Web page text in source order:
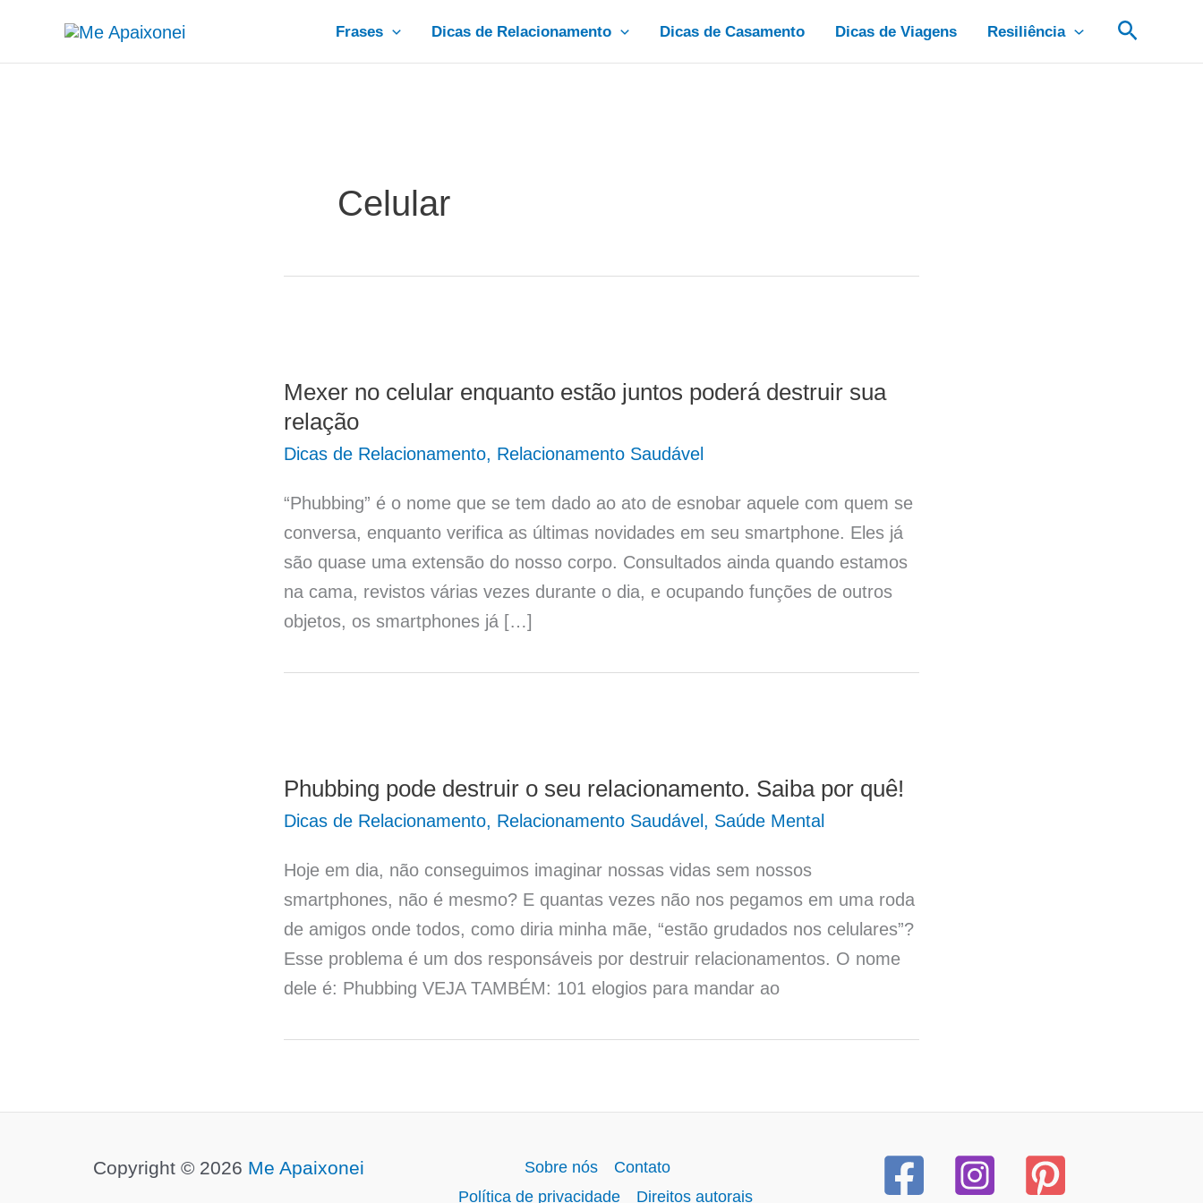
Frases Dicas de Relacionamento Dicas de Casamento Dicas de Viagens Resiliência
Celular
Mexer no celular enquanto estão juntos poderá destruir sua
relação
Dicas de Relacionamento, Relacionamento Saudável
“Phubbing” é o nome que se tem dado ao ato de esnobar aquele com quem se
conversa, enquanto verifica as últimas novidades em seu smartphone. Eles já
são quase uma extensão do nosso corpo. Consultados ainda quando estamos
na cama, revistos várias vezes durante o dia, e ocupando funções de outros
objetos, os smartphones já […]
Phubbing pode destruir o seu relacionamento. Saiba por quê!
Dicas de Relacionamento, Relacionamento Saudável , Saúde Mental
Hoje em dia, não conseguimos imaginar nossas vidas sem nossos
smartphones, não é mesmo? E quantas vezes não nos pegamos em uma roda
de amigos onde todos, como diria minha mãe, “estão grudados nos celulares”?
Esse problema é um dos responsáveis por destruir relacionamentos. O nome
dele é: Phubbing VEJA TAMBÉM: 101 elogios para mandar ao
Copyright © 2026 Me Apaixonei Sobre nós
Contato
Política de privacidade
Direitos autorais